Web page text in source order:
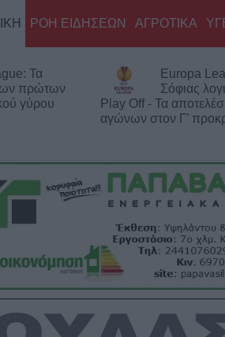
ΡΟΗ ΕΙΔΗΣΕΩΝ ΑΓΡΟΤΙΚΑ
Τα
πρώτων
γύρου
Europa
Σόφιας
Play Off - Τα
αγώνων στον Γ'